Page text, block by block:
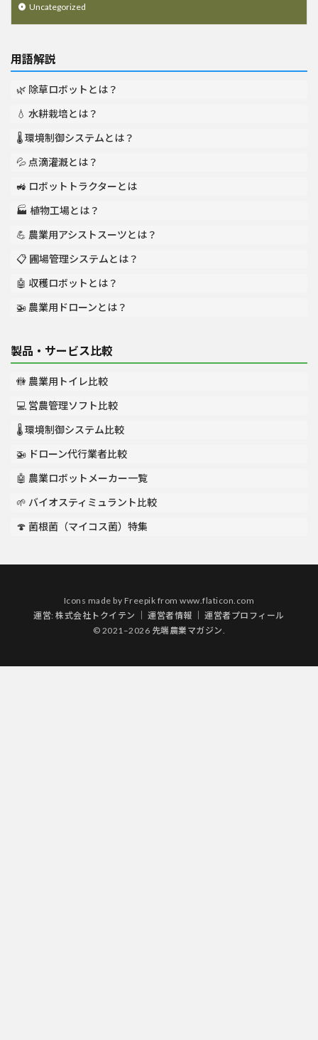
Uncategorized
用語解説
🌿 除草ロボットとは？
💧 水耕栽培とは？
🌡️ 環境制御システムとは？
💦 点滴灌漑とは？
🚜 ロボットトラクターとは
🏭 植物工場とは？
💪 農業用アシストスーツとは？
📋 圃場管理システムとは？
🤖 収穫ロボットとは？
🚁 農業用ドローンとは？
製品・サービス比較
🚻 農業用トイレ比較
💻 営農管理ソフト比較
🌡️ 環境制御システム比較
🚁 ドローン代行業者比較
🤖 農業ロボットメーカー一覧
🌱 バイオスティミュラント比較
🍄 菌根菌（マイコス菌）特集
Icons made by Freepik fromwww.flaticon.com
運営:株式会社トクイテン ｜運営者情報 ｜運営者プロフィール
© 2021–2026 先端農業マガジン.